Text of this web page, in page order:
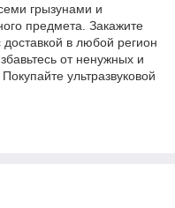
грызунами и
предмета. Закажите
в любой регион
от ненужных и
ультразвуковой